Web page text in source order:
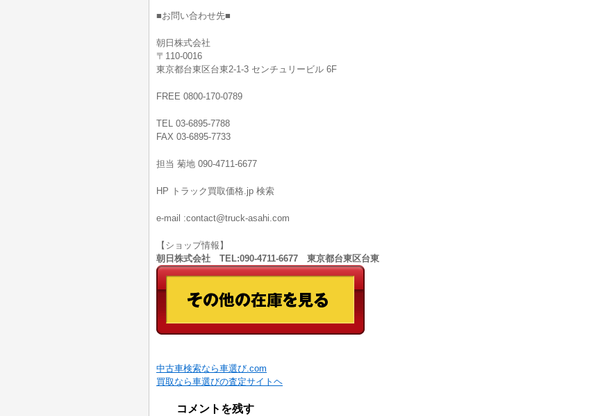
■お問い合わせ先■
朝日株式会社
〒110-0016
東京都台東区台東2-1-3 センチュリービル 6F
FREE 0800-170-0789
TEL 03-6895-7788
FAX 03-6895-7733
担当 菊地 090-4711-6677
HP トラック買取価格.jp 検索
e-mail :contact@truck-asahi.com
【ショップ情報】
朝日株式会社 TEL:090-4711-6677 東京都台東区台東
中古車検索なら車選び.com
買取なら車選びの査定サイトヘ
コメントを残す